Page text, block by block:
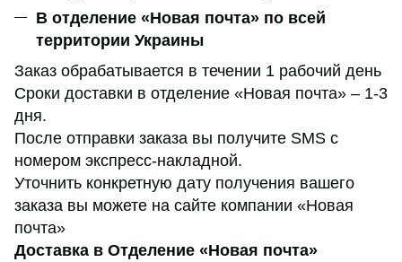
В отделение «Новая почта» по всей
территории Украины
Заказ обрабатывается в течении 1 рабочий день
Сроки доставки в отделение «Новая почта» – 1-3
дня.
После отправки заказа вы получите SMS с
номером экспресс-накладной.
Уточнить конкретную дату получения вашего
заказа вы можете на сайте компании «Новая
почта»
Доставка в Отделение «Новая почта»